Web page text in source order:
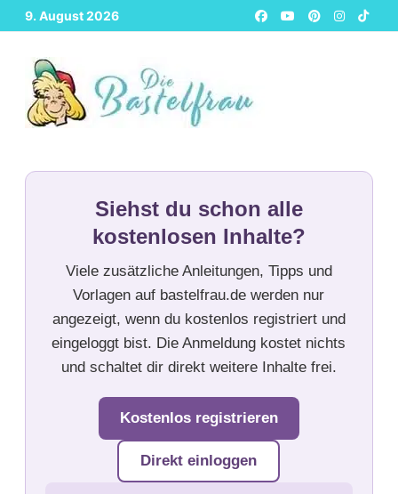
Zurück
zum
Inhalt
9. August 2026
Siehst du schon alle
kostenlosen Inhalte?
Viele zusätzliche Anleitungen, Tipps und
Vorlagen auf bastelfrau.de werden nur
angezeigt, wenn du kostenlos registriert und
eingeloggt bist. Die Anmeldung kostet nichts
und schaltet dir direkt weitere Inhalte frei.
Kostenlos registrieren
Direkt einloggen